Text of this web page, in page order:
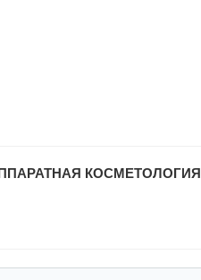
КОСМЕТОЛОГИЯ